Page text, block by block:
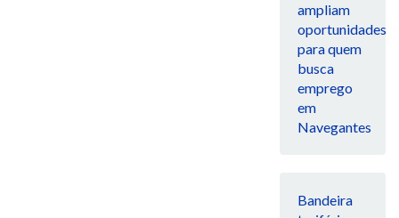
ampliam
oportunidades
para quem
busca
emprego
em
Navegantes
Bandeira